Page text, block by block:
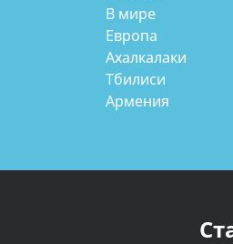
В мире
Европа
Ахалкалаки
Тбилиси
Армения